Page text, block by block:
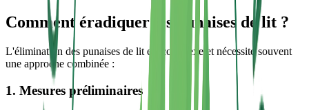
Comment éradiquer les punaises de lit ?
L'élimination des punaises de lit est complexe et nécessite souvent
une approche combinée :
1. Mesures préliminaires